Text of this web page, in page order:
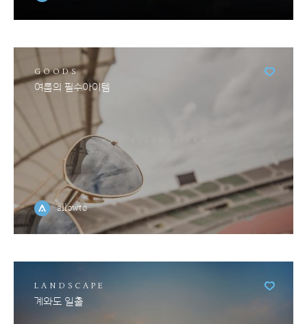
GOODS
여름의 필수아이템
allowto
LANDSCAPE
계와도 일출